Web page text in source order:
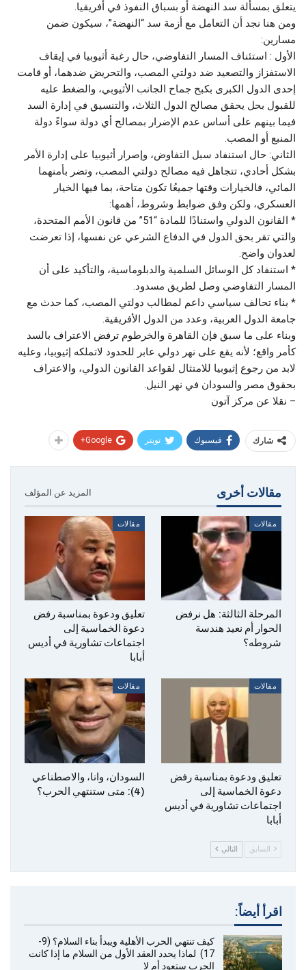
يتعلق بمسألة سد النهضة أو بسباق النفوذ في أفريقيا.
ومن هنا نجد أن التعامل مع أزمة سد “النهضة”، سيكون ضمن
مسارين:
الأول : استئناف المسار التفاوضي، حال رغبة أثيوبيا في إيقاف
الاستفزاز والتصعيد ضد دولتي المصب، والتحريض ضدهما، أو قامت
إحدى الدول الكبرى بكبح جماح الجانب الأثيوبي، والضغط عليه
للقبول بحل يحقق مصالح الدول الثلاث، والتنسيق في إدارة السد
فيما بينهم على أساس عدم الإضرار بمصالح أي دولة سواءً دولة
المنبع أو المصب.
الثاني: حال استنفاد سبل التفاوض، وإصرار أثيوبيا على إدارة الأمر
بشكل أحادي، تتجاهل فيه مصالح دولتي المصب، وتضر بأمنهما
المائي، فالخيارات وقتها جميعُا تكون متاحة، بما فيها الخيار
العسكري، ولكن وفق ضوابط وشروط، أهمها:
* القانون الدولي واستنادًا للمادة “51” من قانون الأمم المتحدة،
والتي تقر بحق الدول في الدفاع الشرعي عن نفسها، إذا تعرضت
لعدوان واضح.
* استنفاد كل الوسائل السلمية والدبلوماسية، والتأكيد على أن
المسار التفاوضي وصل لطريق مسدود.
* بناء تحالف سياسي داعم لمطالب دولتي المصب، كما حدث مع
جامعة الدول العربية، وعدد من الدول الأفريقية.
وبناء على ما سبق فإن القاهرة والخرطوم ترفض الاعتراف بالسد
كأمر واقع؛ لأنه يقع على نهر دولي عابر للحدود لاتملكه إثيوبيا، وعليه
لابد من رجوع إثيوبيا للامتثال لقواعد القانون الدولي، والاعتراف
بحقوق مصر والسودان في نهر النيل.
– نقلا عن مركز آتون
شارك فيسبوك تويتر Google+
مقالات أخرى المزيد عن المؤلف
مقالات
المرحلة الثالثة: هل نرفض
الحوار أم نعيد هندسة
شروطه؟
مقالات
تعليق ودعوة بمناسبة رفض
دعوة الخماسية إلى
اجتماعات تشاورية في أديس
أبابا
مقالات
تعليق ودعوة بمناسبة رفض
دعوة الخماسية إلى
اجتماعات تشاورية في أديس
أبابا
مقالات
‎السودان، وانا، والاصطناعي
(4): متى ستنتهي الحرب؟
السابق التالي
اقرأ أيضاً:
كيف تنتهي الحرب الأهلية ويبدأ بناء السلام؟ (9-
17) لماذا يحدد العقد الأول من السلام ما إذا كانت
الحرب ستعود أم لا